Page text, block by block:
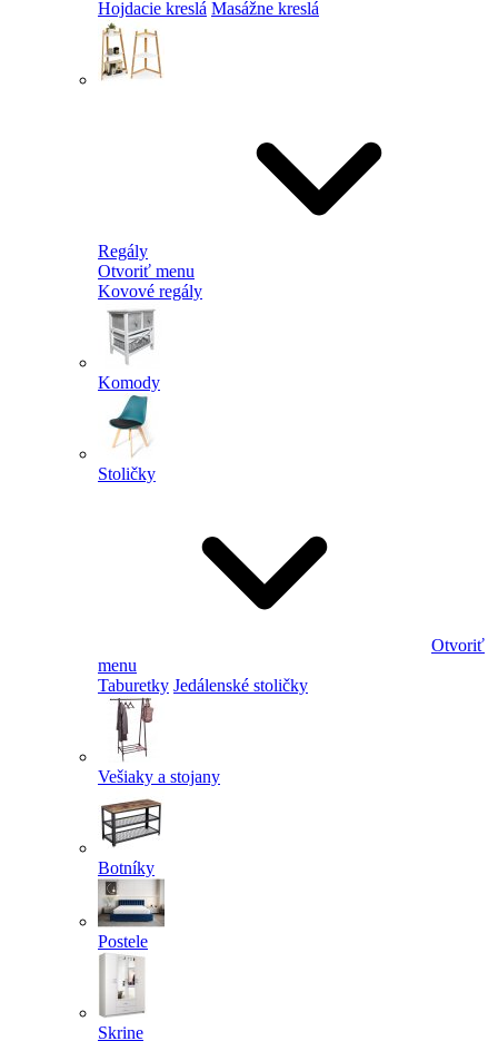
Hojdacie kreslá Masážne kreslá
Regály
Otvoriť menu
Kovové regály
Komody
Stoličky
Otvoriť
menu
Taburetky Jedálenské stoličky
Vešiaky a stojany
Botníky
Postele
Skrine